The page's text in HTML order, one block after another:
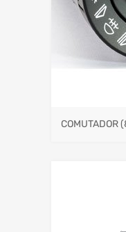
COMUTADOR